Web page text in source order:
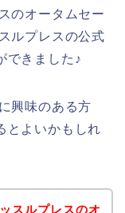
のオータムセー
ルプレスの公式
できました♪
興味のある方
とよいかもしれ
スルプレスのオ